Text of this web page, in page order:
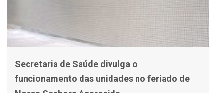
Secretaria de Saúde divulga o
funcionamento das unidades no feriado de